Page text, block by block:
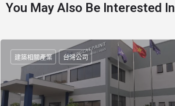
You May Also Be Interested In
建築相關產業 台灣公司